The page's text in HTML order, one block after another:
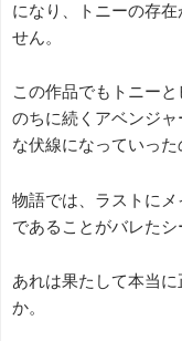
になり、トニーの存
せん。
この作品でもトニー
のちに続くアベンジ
な伏線になっていった
物語では、ラストに
であることがバレたシ
あれは果たして本当
か。